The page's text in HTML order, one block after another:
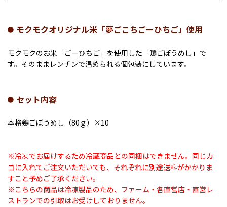
モクモクオリジナル米「夢ごこちごーひちご」使用
モクモクのお米「ごーひちご」を使用した「鶏ごぼうめし」で
す。そのままレンチンで温められる個包装にしています。
セット内容
本格鶏ごぼうめし（80ｇ）×10
※冷凍でお届けするため冷蔵商品との同梱はできません。同じカ
ゴに入れてご注文いただいても、それぞれに別途送料がかかりま
すこと予めご了承ください。
※こちらの商品は冷凍製品のため、ファーム・各直営店・直営レ
ストランでの引取はお受けしておりません。